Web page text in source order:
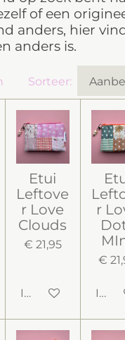
of een
anders, hier
anders is.
Sorteer:
Etui
Leftove
r Love
Clouds
€ 21,95
In winkelwagen
r
€
In